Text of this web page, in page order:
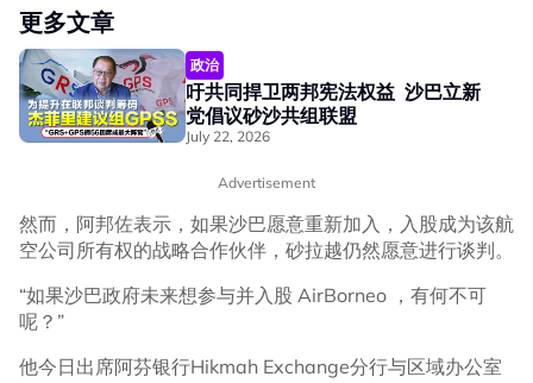
更多文章
政治
吁共同捍卫两邦宪法权益 沙巴立新
党倡议砂沙共组联盟
July 22, 2026
Advertisement
然而，阿邦佐表示，如果沙巴愿意重新加入，入股成为该航
空公司所有权的战略合作伙伴，砂拉越仍然愿意进行谈判。
“如果沙巴政府未来想参与并入股 AirBorneo ，有何不可
呢？”
他今日出席阿芬银行Hikmah Exchange分行与区域办公室